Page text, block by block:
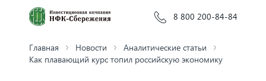
8 800 200-84-84
Главная Новости
Аналитические статьи
Как плавающий курс топил российскую экономику